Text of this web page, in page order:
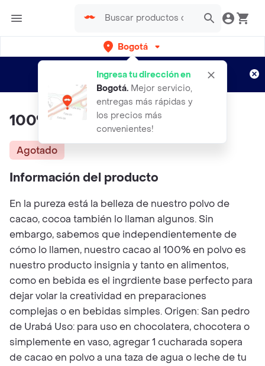
Bogotá
Ingresa tu dirección en
Bogotá. Mejor servicio,
entregas más rápidas y
los precios más
convenientes!
envíos gratis por semanas
Aplican TyC
100% Cacao En Polvo
Agotado
Información del producto
En la pureza está la belleza de nuestro polvo de
cacao, cocoa también lo llaman algunos. Sin
embargo, sabemos que independientemente de
cómo lo llamen, nuestro cacao al 100% en polvo es
nuestro producto insignia y tanto en alimentos,
como en bebida es el ingrdiente base perfecto para
dejar volar la creatividad en preparaciones
complejas o en bebidas simples. Origen: San pedro
de Urabá Uso: para uso en chocolatera, chocotera o
simplemente en vaso, agregar 1 cucharada sopera
de cacao en polvo a una taza de agua o leche de tu